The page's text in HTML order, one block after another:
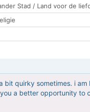
Stad / Land voor de
quirky sometimes. i
a better opportunity to